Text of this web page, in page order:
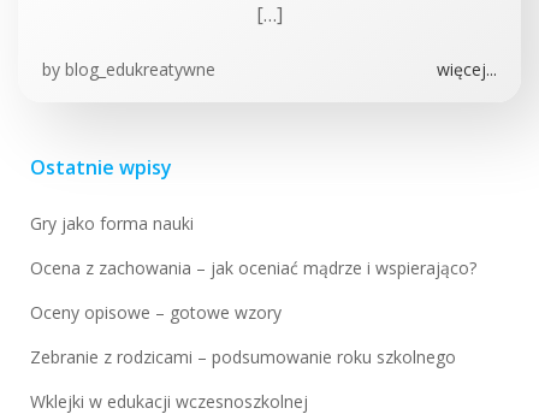
[…]
by blog_edukreatywne więcej...
Ostatnie wpisy
Gry jako forma nauki
Ocena z zachowania – jak oceniać mądrze i wspierająco?
Oceny opisowe – gotowe wzory
Zebranie z rodzicami – podsumowanie roku szkolnego
Wklejki w edukacji wczesnoszkolnej